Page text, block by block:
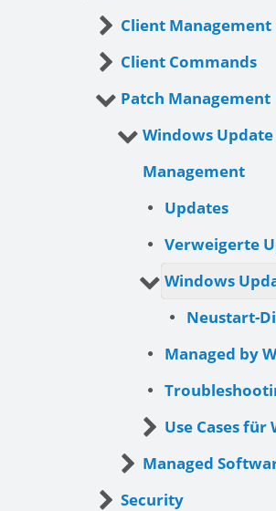
Client Management
Client Commands
Patch Management
Windows Update
Management
Updates
Verweigerte
Windows
Neustart-
Managed by
Use Cases für
Managed
Security